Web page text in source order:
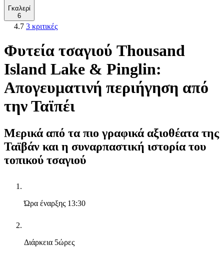
Γκαλερί
6
4.7 3 κριτικές
Φυτεία τσαγιού Thousand
Island Lake & Pinglin:
Απογευματινή περιήγηση από
την Ταϊπέι
Μερικά από τα πιο γραφικά αξιοθέατα της
Ταϊβάν και η συναρπαστική ιστορία του
τοπικού τσαγιού
Ώρα έναρξης 13:30
Διάρκεια 5ώρες